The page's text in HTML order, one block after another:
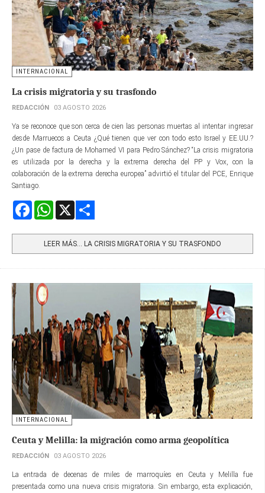
INTERNACIONAL
La crisis migratoria y su trasfondo
REDACCIÓN 03 AGOSTO 2026
Ya se reconoce que son cerca de cien las personas muertas al intentar ingresar
desde Marruecos a Ceuta ¿Qué tienen que ver con todo esto Israel y EE.UU.?
¿Un pase de factura de Mohamed VI para Pedro Sánchez? “La crisis migratoria
es utilizada por la derecha y la extrema derecha del PP y Vox, con la
colaboración de la extrema derecha europea” advirtió el titular del PCE, Enrique
Santiago.
FacebookWhatsApp
LEER MÁS… LA CRISIS MIGRATORIA Y SU TRASFONDO
INTERNACIONAL
Ceuta y Melilla: la migración como arma geopolítica
REDACCIÓN 03 AGOSTO 2026
La entrada de decenas de miles de marroquíes en Ceuta y Melilla fue
presentada como una nueva crisis migratoria. Sin embargo, esta explicación,